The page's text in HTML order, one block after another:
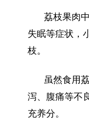
荔枝果肉
失眠等症状，
枝。
虽然食用
泻、腹痛等不
充养分。